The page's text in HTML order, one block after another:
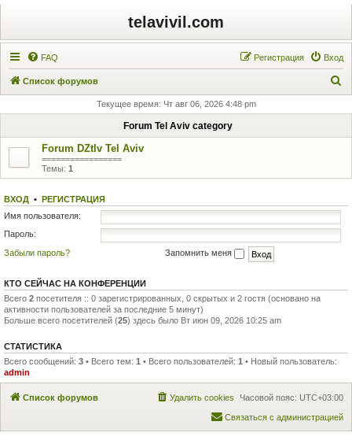
telavivil.com
FAQ Вход
Регистрация
Список форумов
с
Текущее время: Чт авг 06, 2026 4:48 pm
Forum Tel Aviv category
Forum DZtlv Tel Aviv
=================
Темы: 1
ВХОД • РЕГИСТРАЦИЯ
Имя пользователя:
Пароль:
Забыли пароль?
Запомнить меня
КТО СЕЙЧАС НА КОНФЕРЕНЦИИ
Всего 2 посетителя :: 0 зарегистрированных, 0 скрытых и 2 гостя (основано на
активности пользователей за последние 5 минут)
Больше всего посетителей (25) здесь было Вт июн 09, 2026 10:25 am
СТАТИСТИКА
Всего сообщений: 3 • Всего тем: 1 • Всего пользователей: 1 • Новый пользователь:
admin
Список форумов Часовой пояс: UTC+03:00
Удалить cookies
Связаться с администрацией